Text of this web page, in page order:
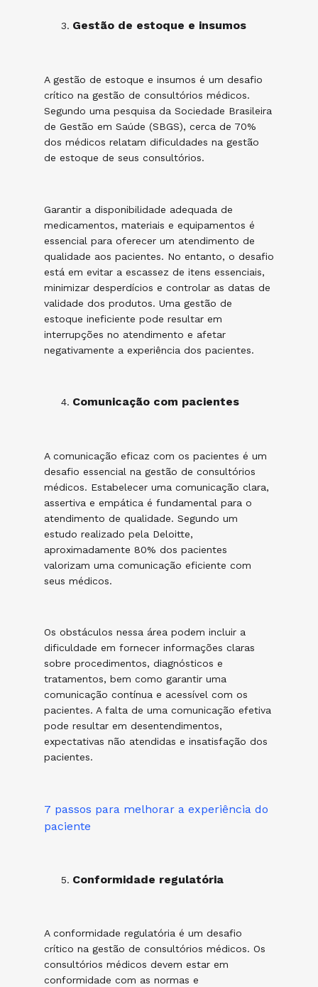
Gestão de estoque e insumos
A gestão de estoque e insumos é um desafio
crítico na gestão de consultórios médicos.
Segundo uma pesquisa da Sociedade Brasileira
de Gestão em Saúde (SBGS), cerca de 70%
dos médicos relatam dificuldades na gestão
de estoque de seus consultórios.
Garantir a disponibilidade adequada de
medicamentos, materiais e equipamentos é
essencial para oferecer um atendimento de
qualidade aos pacientes. No entanto, o desafio
está em evitar a escassez de itens essenciais,
minimizar desperdícios e controlar as datas de
validade dos produtos. Uma gestão de
estoque ineficiente pode resultar em
interrupções no atendimento e afetar
negativamente a experiência dos pacientes.
Comunicação com pacientes
A comunicação eficaz com os pacientes é um
desafio essencial na gestão de consultórios
médicos. Estabelecer uma comunicação clara,
assertiva e empática é fundamental para o
atendimento de qualidade. Segundo um
estudo realizado pela Deloitte,
aproximadamente 80% dos pacientes
valorizam uma comunicação eficiente com
seus médicos.
Os obstáculos nessa área podem incluir a
dificuldade em fornecer informações claras
sobre procedimentos, diagnósticos e
tratamentos, bem como garantir uma
comunicação contínua e acessível com os
pacientes. A falta de uma comunicação efetiva
pode resultar em desentendimentos,
expectativas não atendidas e insatisfação dos
pacientes.
7 passos para melhorar a experiência do
paciente
Conformidade regulatória
A conformidade regulatória é um desafio
crítico na gestão de consultórios médicos. Os
consultórios médicos devem estar em
conformidade com as normas e